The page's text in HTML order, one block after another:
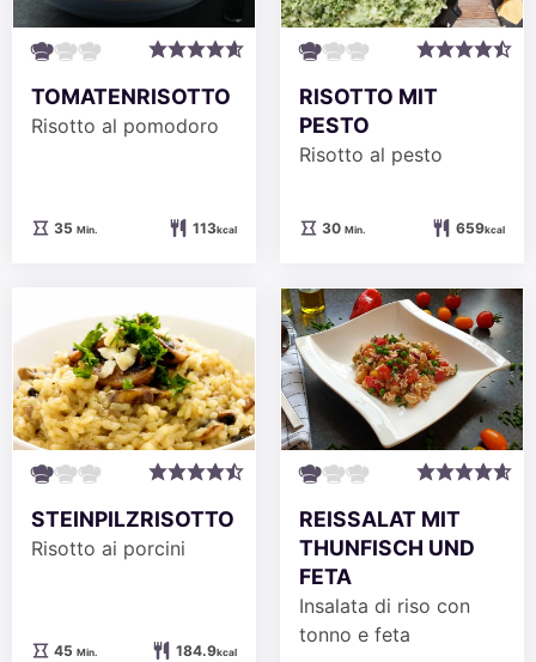
TOMATENRISOTTO
Risotto al pomodoro
35Minuten
Min. 113kcal
RISOTTO MIT
PESTO
Risotto al pesto
30Minuten
Min. 659kcal
STEINPILZRISOTTO
Risotto ai porcini
45Minuten
Min. 184.9kcal
REISSALAT MIT
THUNFISCH UND
FETA
Insalata di riso con
tonno e feta